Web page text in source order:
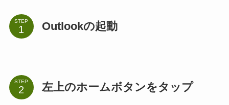
STEP Outlookの起動
STEP 左上のホームボタンをタップ